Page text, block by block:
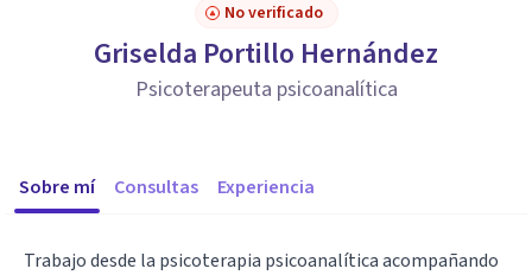
No verificado
Griselda Portillo Hernández
Psicoterapeuta psicoanalítica
Sobre mí Consultas Experiencia
Trabajo desde la psicoterapia psicoanalítica acompañando